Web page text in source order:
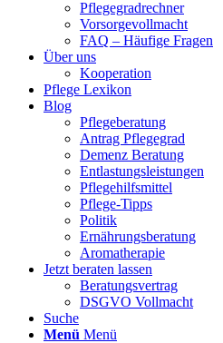
Pflegegradrechner
Vorsorgevollmacht
FAQ – Häufige Fragen
Über uns
Kooperation
Pflege Lexikon
Blog
Pflegeberatung
Antrag Pflegegrad
Demenz Beratung
Entlastungsleistungen
Pflegehilfsmittel
Pflege-Tipps
Politik
Ernährungsberatung
Aromatherapie
Jetzt beraten lassen
Beratungsvertrag
DSGVO Vollmacht
Suche
Menü Menü